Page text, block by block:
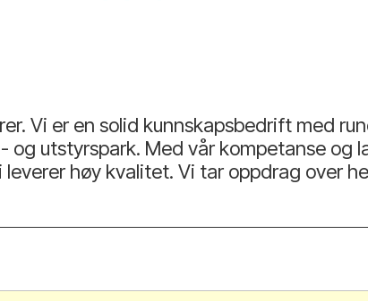
Vi er en solid kunnskapsbedrift med
utstyrspark. Med vår kompetanse og
høy kvalitet. Vi tar oppdrag over